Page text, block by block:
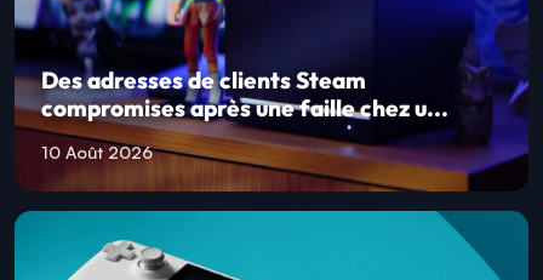
Des adresses de clients Steam
compromises après une faille chez u...
10 Août 2026